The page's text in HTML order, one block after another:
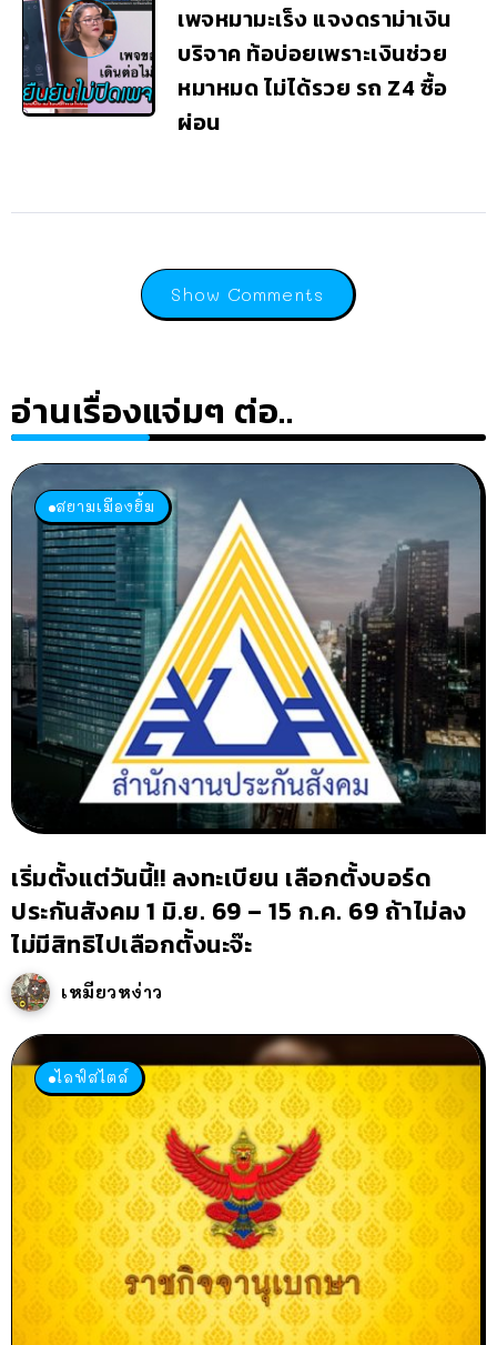
เพจหมามะเร็ง แจงดราม่าเงิน
บริจาค ท้อบ่อยเพราะเงินช่วย
หมาหมด ไม่ได้รวย รถ Z4 ซื้อ
ผ่อน
Show Comments
อ่านเรื่องแจ่มๆ ต่อ..
สยามเมืองยิ้ม
เริ่มตั้งแต่วันนี้!! ลงทะเบียน เลือกตั้งบอร์ด
ประกันสังคม 1 มิ.ย. 69 – 15 ก.ค. 69 ถ้าไม่ลง
ไม่มีสิทธิไปเลือกตั้งนะจ๊ะ
เหมียวหง่าว
ไลฟ์สไตล์